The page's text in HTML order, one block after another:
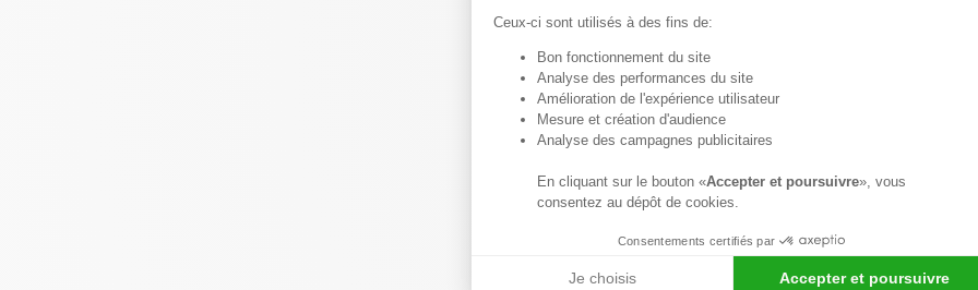
détails
SÉLECTIONNEZ
LA
1*
Ceux-ci sont utilisés à des fins de:
Bon fonctionnement du site
Analyse des performances du site
Amélioration de l'expérience utilisateur
Mesure et création d'audience
Analyse des campagnes publicitaires
En cliquant sur le bouton «Accepter et poursuivre», vous
consentez au dépôt de cookies.
Consentements certifiés par
Je choisis Accepter et poursuivre
Axeptio consent